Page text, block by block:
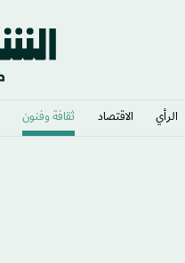
الرأي الاقتصاد ثقافة وفنون